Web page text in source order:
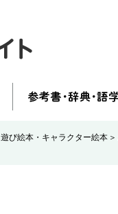
遊び絵本・キャラクター絵本